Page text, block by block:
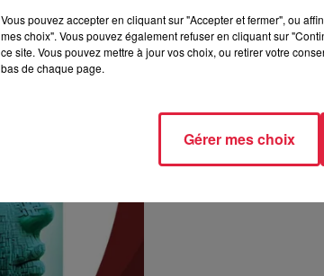
On s'entend bien -
l'industrie
Vous pouvez accepter en cliquant sur "Accepter et fermer", ou
mes choix". Vous pouvez également refuser en cliquant sur
ce site. Vous pouvez mettre à jour vos choix, ou retirer votre
bas de chaque page.
Gérer mes choix